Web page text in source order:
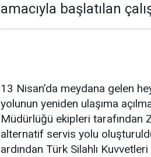
amacıyla başlatılan
13 Nisan’da meydana gelen
yolunun yeniden ulaşıma
Müdürlüğü ekipleri tarafından
alternatif servis yolu
ardından Türk Silahlı